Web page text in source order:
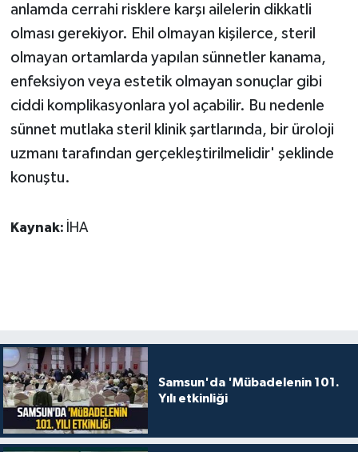
anlamda cerrahi risklere karşı ailelerin dikkatli
olması gerekiyor. Ehil olmayan kişilerce, steril
olmayan ortamlarda yapılan sünnetler kanama,
enfeksiyon veya estetik olmayan sonuçlar gibi
ciddi komplikasyonlara yol açabilir. Bu nedenle
sünnet mutlaka steril klinik şartlarında, bir üroloji
uzmanı tarafından gerçekleştirilmelidir' şeklinde
konuştu.
Kaynak: İHA
Samsun'da 'Mübadelenin 101.
Yılı etkinliği